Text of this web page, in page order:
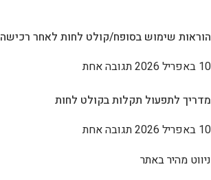
הוראות שימוש בסופח/קולט לחות לאחר רכישה
10 באפריל 2026
תגובה אחת
מדריך לתפעול תקלות בקולט לחות
10 באפריל 2026
תגובה אחת
ניווט מהיר באתר